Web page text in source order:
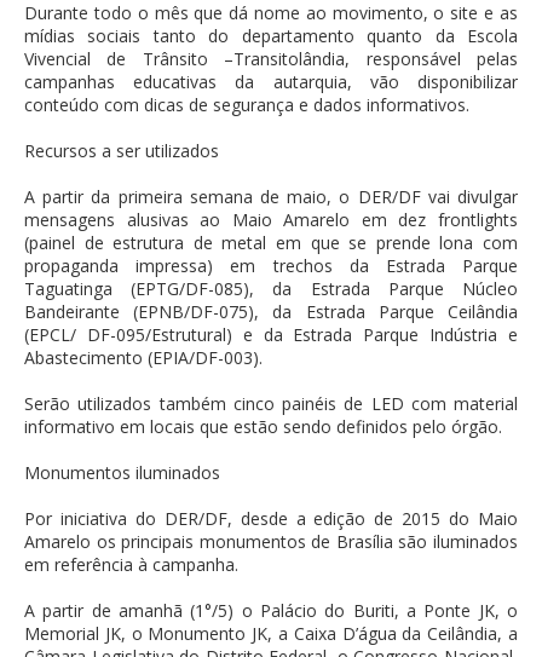
Durante todo o mês que dá nome ao movimento, o site e as
mídias sociais tanto do departamento quanto da Escola
Vivencial de Trânsito –Transitolândia, responsável pelas
campanhas educativas da autarquia, vão disponibilizar
conteúdo com dicas de segurança e dados informativos.
Recursos a ser utilizados
A partir da primeira semana de maio, o DER/DF vai divulgar
mensagens alusivas ao Maio Amarelo em dez frontlights
(painel de estrutura de metal em que se prende lona com
propaganda impressa) em trechos da Estrada Parque
Taguatinga (EPTG/DF-085), da Estrada Parque Núcleo
Bandeirante (EPNB/DF-075), da Estrada Parque Ceilândia
(EPCL/ DF-095/Estrutural) e da Estrada Parque Indústria e
Abastecimento (EPIA/DF-003).
Serão utilizados também cinco painéis de LED com material
informativo em locais que estão sendo definidos pelo órgão.
Monumentos iluminados
Por iniciativa do DER/DF, desde a edição de 2015 do Maio
Amarelo os principais monumentos de Brasília são iluminados
em referência à campanha.
A partir de amanhã (1°/5) o Palácio do Buriti, a Ponte JK, o
Memorial JK, o Monumento JK, a Caixa D’água da Ceilândia, a